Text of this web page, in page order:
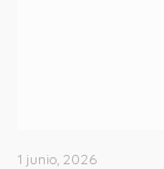
1 junio, 2026